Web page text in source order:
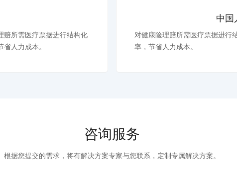
赔所需医疗票据进行结构化
人力成本。
中国
对健康险理赔所需医疗票据进行
率，节省人力成本。
咨询服务
根据您提交的需求，将有解决方案专家与您联系，定制专属解决方案。